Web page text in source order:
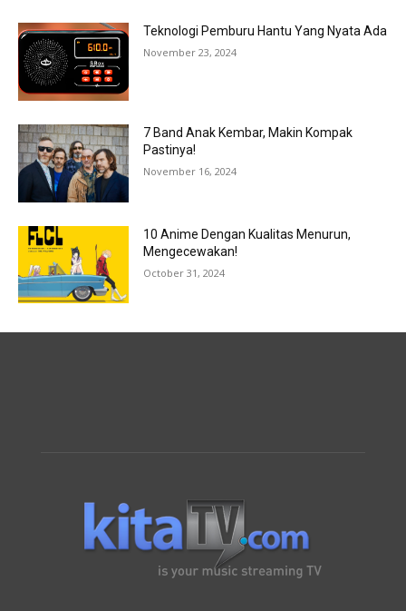
Teknologi Pemburu Hantu Yang Nyata Ada
November 23, 2024
7 Band Anak Kembar, Makin Kompak
Pastinya!
November 16, 2024
10 Anime Dengan Kualitas Menurun,
Mengecewakan!
October 31, 2024